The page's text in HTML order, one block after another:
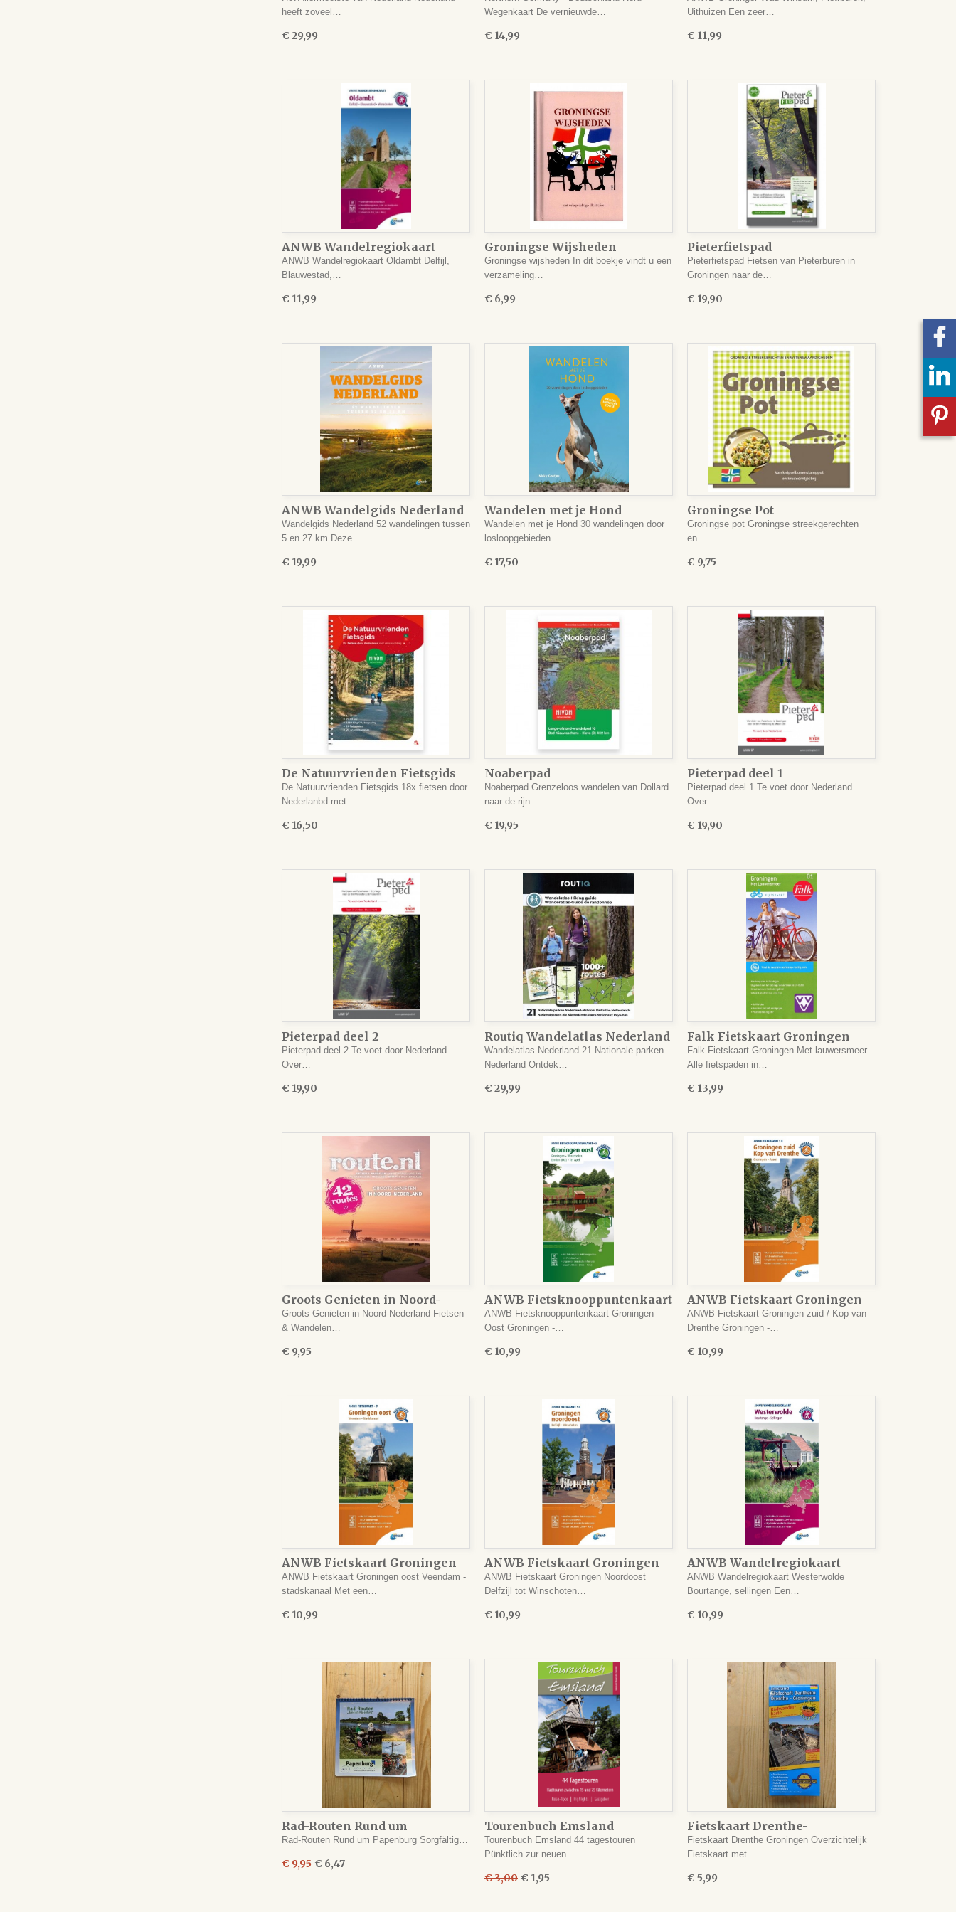
heeft zoveel…
€ 29,99
Wegenkaart De vernieuwde…
€ 14,99
Uithuizen Een zeer…
€ 11,99
ANWB Wandelregiokaart
Oldambt
ANWB Wandelregiokaart Oldambt Delfijl,
Blauwestad,…
€ 11,99
Groningse Wijsheden
Groningse wijsheden In dit boekje vindt u een
verzameling…
€ 6,99
Pieterfietspad
Pieterfietspad Fietsen van Pieterburen in
Groningen naar de…
€ 19,90
ANWB Wandelgids Nederland
Wandelgids Nederland 52 wandelingen tussen
5 en 27 km Deze…
€ 19,99
Wandelen met je Hond
Wandelen met je Hond 30 wandelingen door
losloopgebieden…
€ 17,50
Groningse Pot
Groningse pot Groningse streekgerechten
en…
€ 9,75
De Natuurvrienden Fietsgids
De Natuurvrienden Fietsgids 18x fietsen door
Nederlanbd met…
€ 16,50
Noaberpad
Noaberpad Grenzeloos wandelen van Dollard
naar de rijn…
€ 19,95
Pieterpad deel 1
Pieterpad deel 1 Te voet door Nederland
Over…
€ 19,90
Pieterpad deel 2
Pieterpad deel 2 Te voet door Nederland
Over…
€ 19,90
Routiq Wandelatlas Nederland
Wandelatlas Nederland 21 Nationale parken
Nederland Ontdek…
€ 29,99
Falk Fietskaart Groningen
Falk Fietskaart Groningen Met lauwersmeer
Alle fietspaden in…
€ 13,99
Groots Genieten in Noord-
Nederland
Groots Genieten in Noord-Nederland Fietsen
& Wandelen…
€ 9,95
ANWB Fietsknooppuntenkaart
Groningen oost
ANWB Fietsknooppuntenkaart Groningen
Oost Groningen -…
€ 10,99
ANWB Fietskaart Groningen
zuid/ Kop van Drenthe
ANWB Fietskaart Groningen zuid / Kop van
Drenthe Groningen -…
€ 10,99
ANWB Fietskaart Groningen
oost
ANWB Fietskaart Groningen oost Veendam -
stadskanaal Met een…
€ 10,99
ANWB Fietskaart Groningen
Noordoost
ANWB Fietskaart Groningen Noordoost
Delfzijl tot Winschoten…
€ 10,99
ANWB Wandelregiokaart
Westerwolde
ANWB Wandelregiokaart Westerwolde
Bourtange, sellingen Een…
€ 10,99
Rad-Routen Rund um
Papenburg
Rad-Routen Rund um Papenburg Sorgfältig…
€ 9,95 € 6,47
Tourenbuch Emsland
Tourenbuch Emsland 44 tagestouren
Pünktlich zur neuen…
€ 3,00 € 1,95
Fietskaart Drenthe-
Groningen
Fietskaart Drenthe Groningen Overzichtelijk
Fietskaart met…
€ 5,99